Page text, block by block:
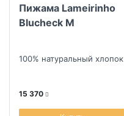
Пижама Lameirinho
Blucheck M
100% натуральный хлопок
15 370